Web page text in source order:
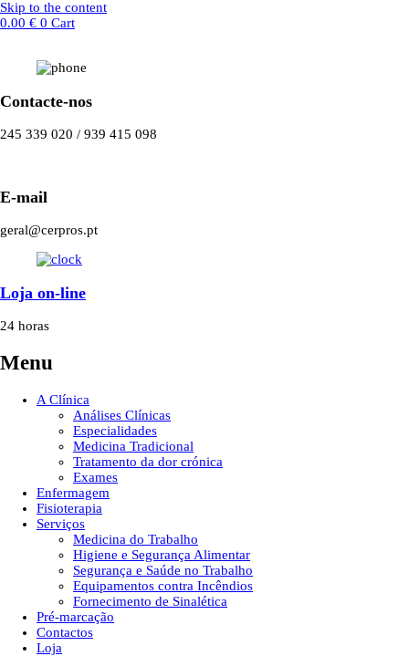
Skip to the content
0.00 € 0 Cart
Contacte-nos
245 339 020 / 939 415 098
E-mail
geral@cerpros.pt
Loja on-line
24 horas
Menu
A Clínica
Análises Clínicas
Especialidades
Medicina Tradicional
Tratamento da dor crónica
Exames
Enfermagem
Fisioterapia
Serviços
Medicina do Trabalho
Higiene e Segurança Alimentar
Segurança e Saúde no Trabalho
Equipamentos contra Incêndios
Fornecimento de Sinalética
Pré-marcação
Contactos
Loja